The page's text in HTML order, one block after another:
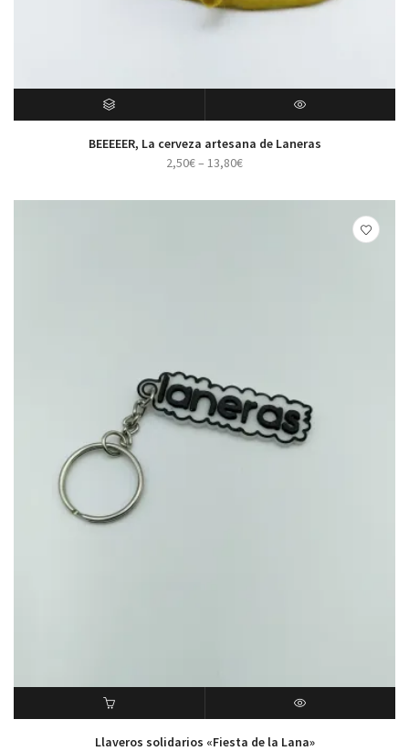
BEEEEER, La cerveza artesana de Laneras
2,50€– 13,80€
ADD TO CART VISTA RÁPIDA
Llaveros solidarios «Fiesta de la Lana»